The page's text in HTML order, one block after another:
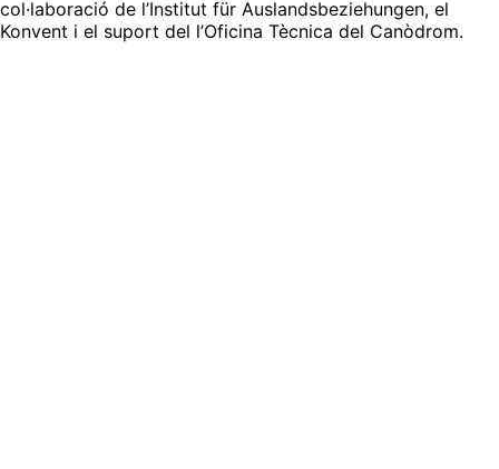
col·laboració de l’Institut für Auslandsbeziehungen, el
Konvent i el suport del l’Oficina Tècnica del Canòdrom.